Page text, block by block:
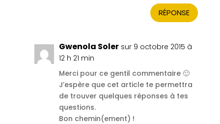
RÉPONSE
Gwenola Soler sur 9 octobre 2015 à
12 h 21 min
Merci pour ce gentil commentaire 🙂
J’espère que cet article te permettra
de trouver quelques réponses à tes
questions.
Bon chemin(ement) !